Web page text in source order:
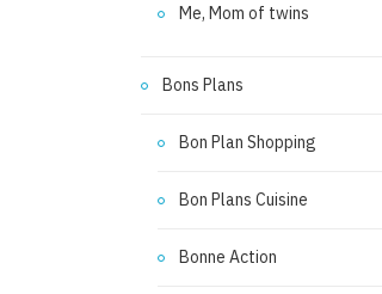
Me, Mom of twins
Bons Plans
Bon Plan Shopping
Bon Plans Cuisine
Bonne Action